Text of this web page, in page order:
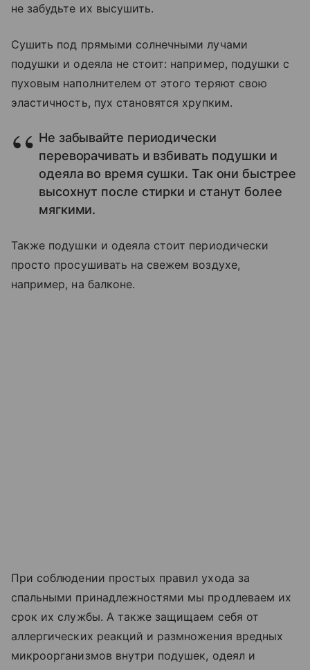
не забудьте их высушить.
Сушить под прямыми солнечными лучами
подушки и одеяла не стоит: например, подушки с
пуховым наполнителем от этого теряют свою
эластичность, пух становятся хрупким.
Не забывайте периодически
переворачивать и взбивать подушки и
одеяла во время сушки. Так они быстрее
высохнут после стирки и станут более
мягкими.
Также подушки и одеяла стоит периодически
просто просушивать на свежем воздухе,
например, на балконе.
При соблюдении простых правил ухода за
спальными принадлежностями мы продлеваем их
срок их службы. А также защищаем себя от
аллергических реакций и размножения вредных
микроорганизмов внутри подушек, одеял и